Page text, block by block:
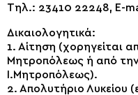
Τηλ.: 23410 22248, E-
Δικαιολογητικά:
1. Αίτηση (χορηγείται
Μητροπόλεως ή από
Ι.Μητροπόλεως).
2. Απολυτήριο Λυκείου